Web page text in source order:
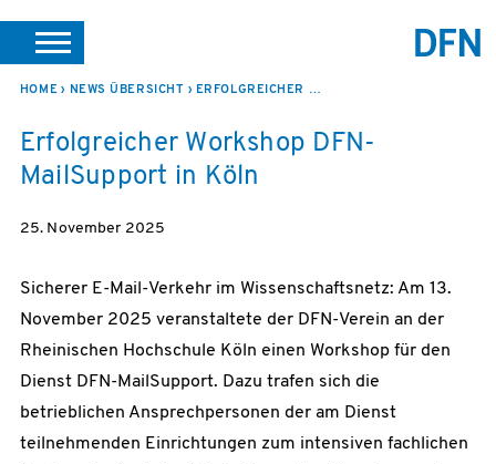
SUCHE PORTALE SUPPORT JOBS LEICHTE SPRACHE
VEREIN INTERN
HOME NEWS ÜBERSICHT ERFOLGREICHER WORKSHOP DFN-MAILSUPPORT IN KÖLN
Erfolgreicher Workshop DFN-
MailSupport in Köln
25. November 2025
Sicherer E-Mail-Verkehr im Wissenschaftsnetz: Am 13.
November 2025 veranstaltete der DFN-Verein an der
Rheinischen Hochschule Köln einen Workshop für den
Dienst DFN-MailSupport. Dazu trafen sich die
betrieblichen Ansprechpersonen der am Dienst
teilnehmenden Einrichtungen zum intensiven fachlichen